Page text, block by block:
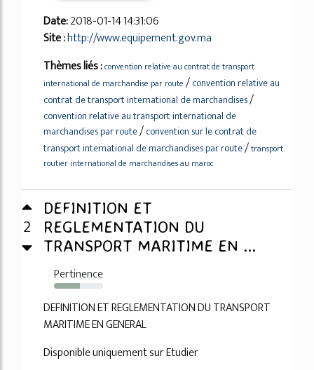
Date:2018-01-14 14:31:06
Site :http://www.equipement.gov.ma
Thèmes liés :convention relative au contrat de transport
international de marchandise par route /convention relative au
contrat de transport international de marchandises/
convention relative au transport international de
marchandises par route/convention sur le contrat de
transport international de marchandises par route/transport
routier international de marchandises au maroc
2
DEFINITION ET
REGLEMENTATION DU
TRANSPORT MARITIME EN ...
Pertinence
53%
DEFINITION ET REGLEMENTATION DU TRANSPORT
MARITIME EN GENERAL
Disponible uniquement sur Etudier